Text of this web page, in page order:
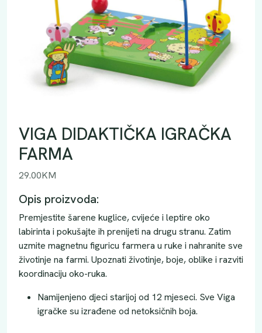
VIGA DIDAKTIČKA IGRAČKA
FARMA
29.00KM
Opis proizvoda:
Premjestite šarene kuglice, cvijeće i leptire oko
labirinta i pokušajte ih prenijeti na drugu stranu. Zatim
uzmite magnetnu figuricu farmera u ruke i nahranite sve
životinje na farmi. Upoznati životinje, boje, oblike i razviti
koordinaciju oko-ruka.
Namijenjeno djeci starijoj od 12 mjeseci. Sve Viga
igračke su izrađene od netoksičnih boja.